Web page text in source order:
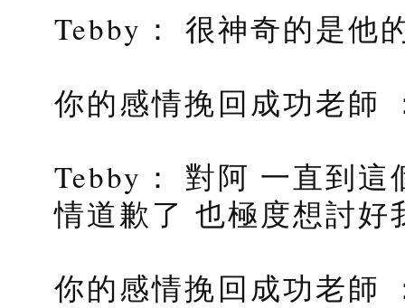
Tebby： 很神奇的是他
你的感情挽回成功老師
Tebby： 對阿 一直到
情道歉了 也極度想討好
你的感情挽回成功老師